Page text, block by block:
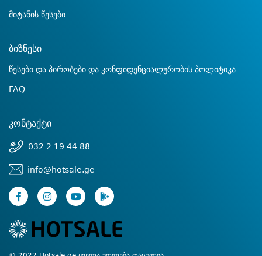
მიტანის წესები
ბიზნესი
წესები და პირობები და კონფიდენციალურობის პოლიტიკა
FAQ
კონტაქტი
032 2 19 44 88
info@hotsale.ge